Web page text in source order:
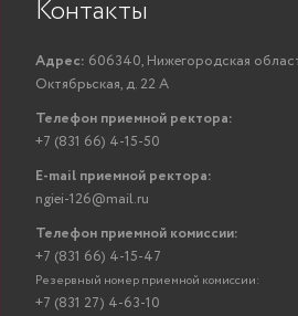
Контакты
Адрес: 606340, Нижегородская
Октябрьская, д. 22 А
Телефон приемной ректора:
+7 (831 66) 4-15-50
E-mail приемной ректора:
ngiei-126@mail.ru
Телефон приемной комиссии:
+7 (831 66) 4-15-47
Резервный номер приемной комиссии:
+7 (831 27) 4-63-10